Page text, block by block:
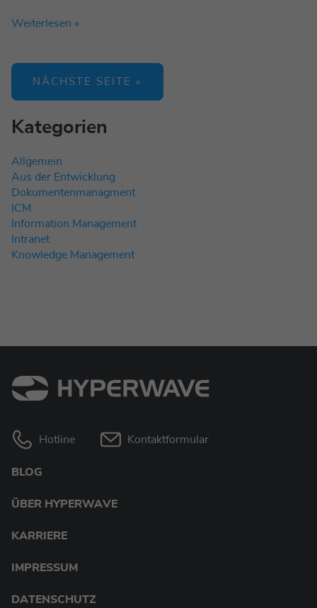
Weiterlesen »
NÄCHSTE SEITE »
Kategorien
Allgemein
Aus der Entwicklung
Dokumentenmanagment
ICM
Information Management
Intranet
Knowledge Management
Hotline Kontaktformular
BLOG
ÜBER HYPERWAVE
KARRIERE
IMPRESSUM
DATENSCHUTZ